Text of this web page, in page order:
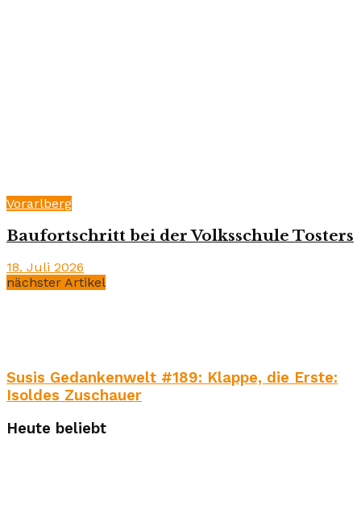
Vorarlberg
Baufortschritt bei der Volksschule Tosters
18. Juli 2026
nächster Artikel
Susis Gedankenwelt #189: Klappe, die Erste:
Isoldes Zuschauer
Heute beliebt